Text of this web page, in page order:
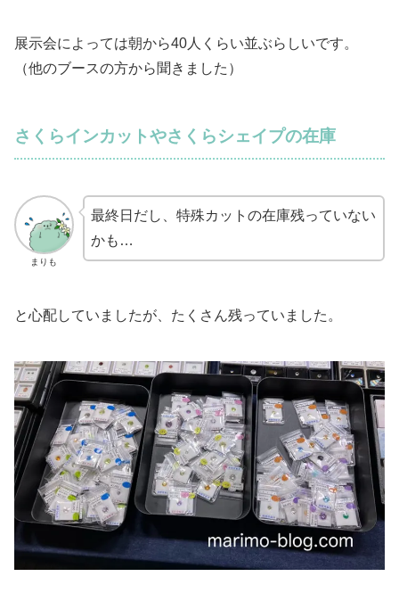
展示会によっては朝から40人くらい並ぶらしいです。
（他のブースの方から聞きました）
さくらインカットやさくらシェイプの在庫
まりも
最終日だし、特殊カットの在庫残っていない
かも…
と心配していましたが、たくさん残っていました。